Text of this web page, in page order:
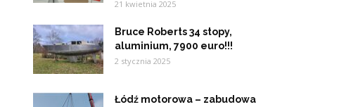
21 kwietnia 2025
Bruce Roberts 34 stopy,
aluminium, 7900 euro!!!
2 stycznia 2025
Łódź motorowa – zabudowa